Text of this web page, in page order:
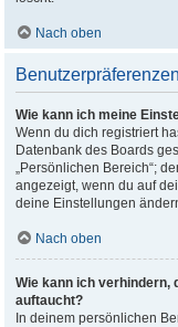
Nach oben
Wie kann ich meine
Wenn du dich registriert
Datenbank des Boards
„Persönlichen Bereich“;
angezeigt, wenn du auf
deine Einstellungen
Nach oben
Wie kann ich verhindern,
auftaucht?
In deinem persönlichen